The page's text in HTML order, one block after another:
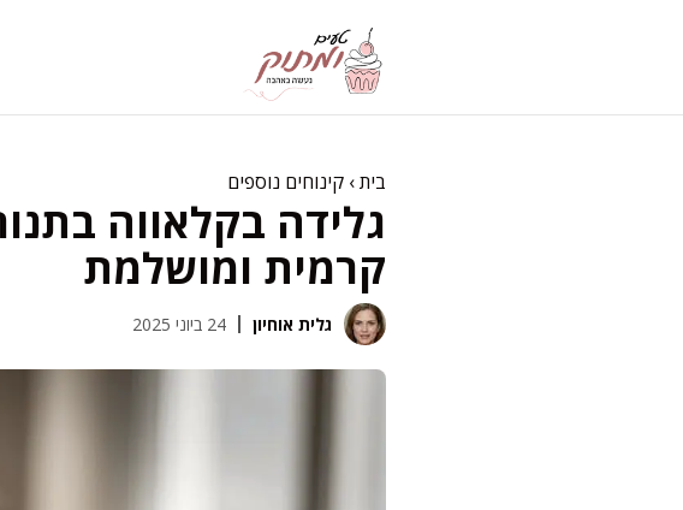
בית› קינוחים נוספים
גלידה בקלאווה
קרמית ומושלמת
גלית אוחיון 24 ביוני 2025